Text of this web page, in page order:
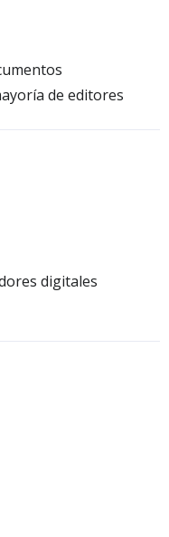
de editores
digitales